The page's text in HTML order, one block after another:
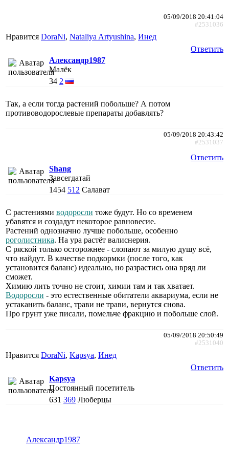
05/09/2018 20:41:04
#2531036
Нравится DoraNi, Nataliya Artyushina, Инед
Ответить
Александр1987
Малёк
34 2
Так, а если тогда растений побольше? А потом
противоводорослевые препараты добавлять?
05/09/2018 20:43:42
#2531037
Ответить
Shang
Завсегдатай
1454 512 Салават
С растениями водоросли тоже будут. Но со временем
убавятся и создадут некоторое равновесие.
Растений однозначно лучше побольше, особенно
роголистника. На ура растёт валиснерия.
С ряской только осторожнее - слопают за милую душу всё,
что найдут. В качестве подкормки (после того, как
установится баланс) идеально, но разрастись она вряд ли
сможет.
Химию лить точно не стоит, химии там и так хватает.
Водоросли - это естественные обитатели аквариума, если не
устаканить баланс, трави не трави, вернутся снова.
Про грунт уже писали, помельче фракцию и побольше слой.
05/09/2018 20:50:49
#2531040
Нравится DoraNi, Kapsya, Инед
Ответить
Kapsya
Постоянный посетитель
631 369 Люберцы
Александр1987